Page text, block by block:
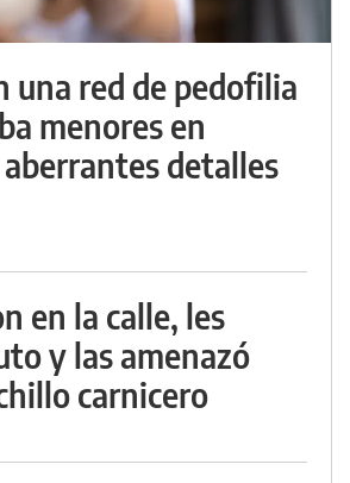
una red de pedofilia
menores en
detalles
en la calle, les
y las amenazó
carnicero